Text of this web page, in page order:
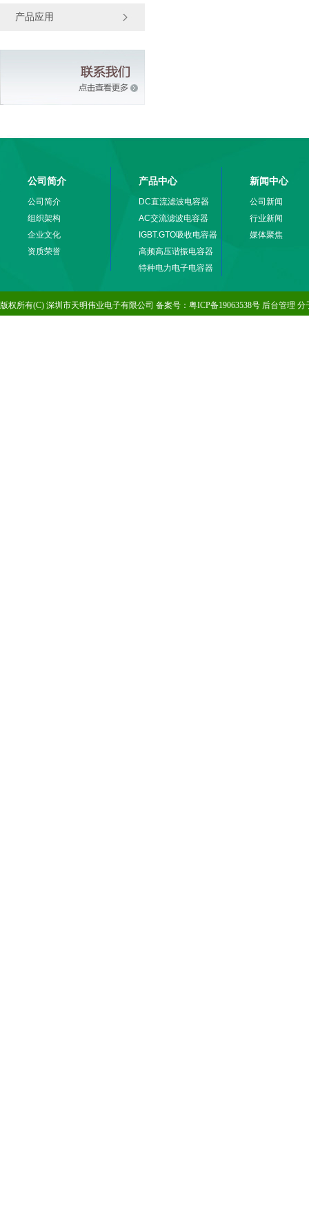
产品应用
公司简介
公司简介
组织架构
企业文化
资质荣誉
产品中心
DC直流滤波电容器
AC交流滤波电容器
IGBT.GTO吸收电容器
高频高压谐振电容器
特种电力电子电容器
新闻中心
公司新闻
行业新闻
媒体聚焦
版权所有(C) 深圳市天明伟业电子有限公司 备案号： 粤ICP备19063538号 后台管理 分